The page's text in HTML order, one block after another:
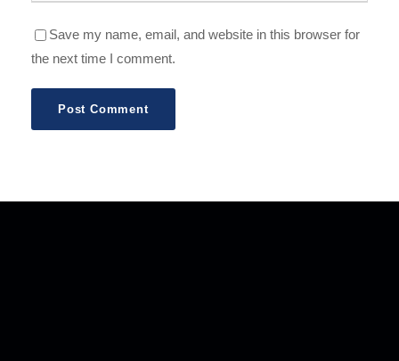
Save my name, email, and website in this browser for
the next time I comment.